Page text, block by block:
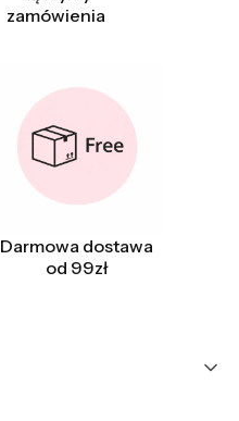
zamówienia
Darmowa dostawa
od 99zł